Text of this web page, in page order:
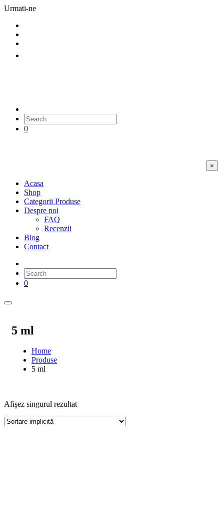
Urmati-ne
0
×
Acasa
Shop
Categorii Produse
Despre noi
FAQ
Recenzii
Blog
Contact
0
5 ml
Home
Produse
5 ml
Afișez singurul rezultat